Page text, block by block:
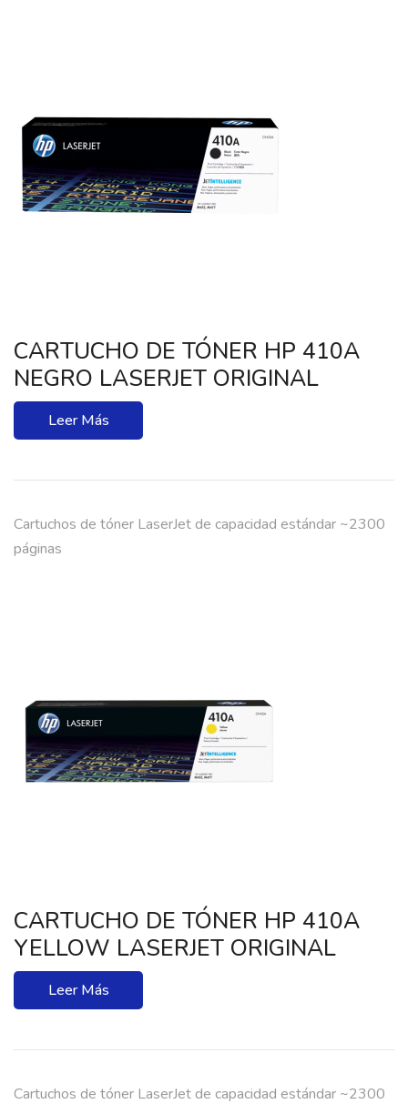
CARTUCHO DE TÓNER HP 410A
NEGRO LASERJET ORIGINAL
Leer Más
Cartuchos de tóner LaserJet de capacidad estándar ~2300
páginas
CARTUCHO DE TÓNER HP 410A
YELLOW LASERJET ORIGINAL
Leer Más
Cartuchos de tóner LaserJet de capacidad estándar ~2300